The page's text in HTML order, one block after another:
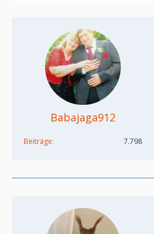
Babajaga912
Beiträge 7.798